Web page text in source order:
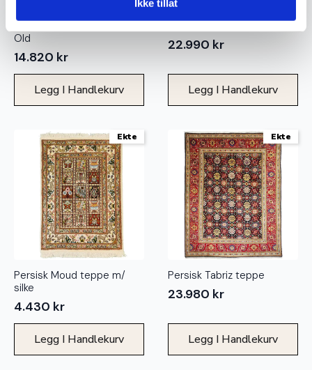
Ikke tillat
Old
14.820 kr
Legg I Handlekurv
22.990 kr
Legg I Handlekurv
Ekte
Persisk Moud teppe m/
silke
4.430 kr
Legg I Handlekurv
Ekte
Persisk Tabriz teppe
23.980 kr
Legg I Handlekurv